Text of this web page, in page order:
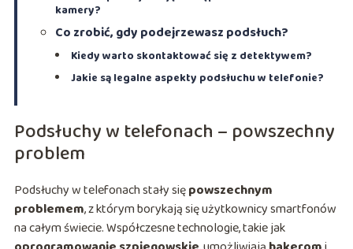
kamery?
Co zrobić, gdy podejrzewasz podsłuch?
Kiedy warto skontaktować się z detektywem?
Jakie są legalne aspekty podsłuchu w telefonie?
Podsłuchy w telefonach – powszechny
problem
Podsłuchy w telefonach stały siępowszechnym
problemem, z którym borykają się użytkownicy smartfonów
na całym świecie. Współczesne technologie, takie jak